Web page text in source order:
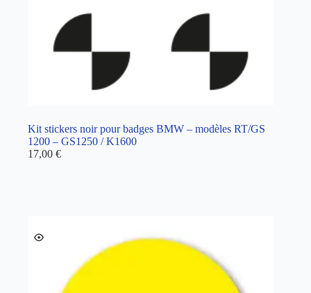
Kit stickers noir pour badges BMW – modèles RT/GS
1200 – GS1250 / K1600
17,00 €